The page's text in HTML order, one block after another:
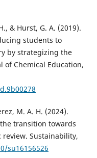
& Hurst, G. A. (2019).
students to
by strategizing the
of Chemical Education,
M. A. H. (2024).
transition towards
Sustainability,
su16156526